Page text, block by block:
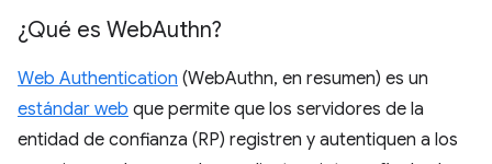
¿Qué es WebAuthn?
Web Authentication (WebAuthn, en resumen) es un
estándar web que permite que los servidores de la
entidad de confianza (RP) registren y autentiquen a los